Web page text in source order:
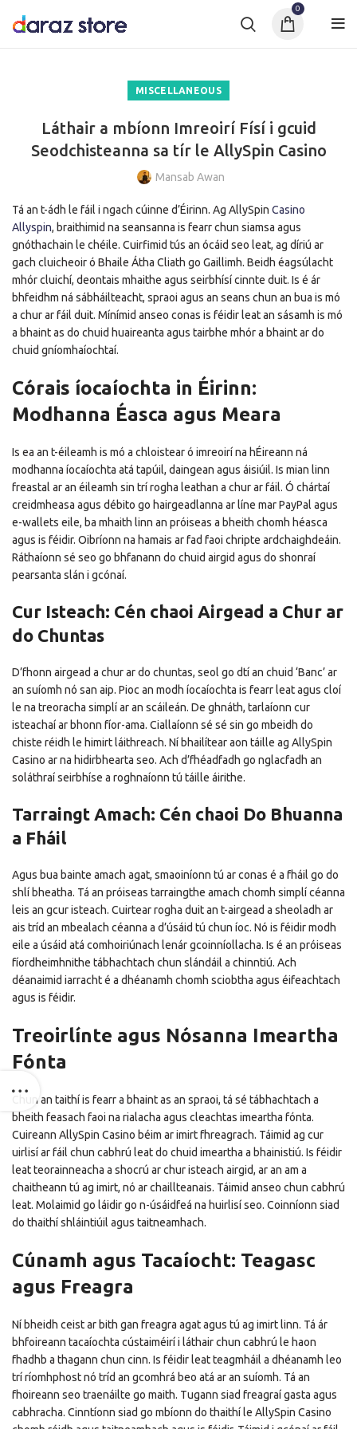
0
MISCELLANEOUS
Láthair a mbíonn Imreoirí Físí i gcuid
Seodchisteanna sa tír le AllySpin Casino
Mansab Awan
Tá an t-ádh le fáil i ngach cúinne d’Éirinn. Ag AllySpin Casino
Allyspin, braithimid na seansanna is fearr chun siamsa agus
gnóthachain le chéile. Cuirfimid tús an ócáid seo leat, ag díriú ar
gach cluicheoir ó Bhaile Átha Cliath go Gaillimh. Beidh éagsúlacht
mhór cluichí, deontais mhaithe agus seirbhísí cinnte duit. Is é ár
bhfeidhm ná sábháilteacht, spraoi agus an seans chun an bua is mó
a chur ar fáil duit. Mínímid anseo conas is féidir leat an sásamh is mó
a bhaint as do chuid huaireanta agus tairbhe mhór a bhaint ar do
chuid gníomhaíochtaí.
Córais íocaíochta in Éirinn:
Modhanna Éasca agus Meara
Is ea an t-éileamh is mó a chloistear ó imreoirí na hÉireann ná
modhanna íocaíochta atá tapúil, daingean agus áisiúil. Is mian linn
freastal ar an éileamh sin trí rogha leathan a chur ar fáil. Ó chártaí
creidmheasa agus débito go hairgeadlanna ar líne mar PayPal agus
e-wallets eile, ba mhaith linn an próiseas a bheith chomh héasca
agus is féidir. Oibríonn na hamais ar fad faoi chripte ardchaighdeáin.
Ráthaíonn sé seo go bhfanann do chuid airgid agus do shonraí
pearsanta slán i gcónaí.
Cur Isteach: Cén chaoi Airgead a Chur ar
do Chuntas
D’fhonn airgead a chur ar do chuntas, seol go dtí an chuid ‘Banc’ ar
an suíomh nó san aip. Pioc an modh íocaíochta is fearr leat agus cloí
le na treoracha simplí ar an scáileán. De ghnáth, tarlaíonn cur
isteachaí ar bhonn fíor-ama. Ciallaíonn sé sé sin go mbeidh do
chiste réidh le himirt láithreach. Ní bhailítear aon táille ag AllySpin
Casino ar na hidirbhearta seo. Ach d’fhéadfadh go nglacfadh an
soláthraí seirbhíse a roghnaíonn tú táille áirithe.
Tarraingt Amach: Cén chaoi Do Bhuanna
a Fháil
Agus bua bainte amach agat, smaoiníonn tú ar conas é a fháil go do
shlí bheatha. Tá an próiseas tarraingthe amach chomh simplí céanna
leis an gcur isteach. Cuirtear rogha duit an t-airgead a sheoladh ar
ais tríd an mbealach céanna a d’úsáid tú chun íoc. Nó is féidir modh
eile a úsáid atá comhoiriúnach lenár gcoinníollacha. Is é an próiseas
fíordheimhnithe tábhachtach chun slándáil a chinntiú. Ach
déanaimid iarracht é a dhéanamh chomh sciobtha agus éifeachtach
agus is féidir.
Treoirlínte agus Nósanna Imeartha
Fónta
Chun an taithí is fearr a bhaint as an spraoi, tá sé tábhachtach a
bheith feasach faoi na rialacha agus cleachtas imeartha fónta.
Cuireann AllySpin Casino béim ar imirt fhreagrach. Táimid ag cur
uirlisí ar fáil chun cabhrú leat do chuid imeartha a bhainistiú. Is féidir
leat teorainneacha a shocrú ar chur isteach airgid, ar an am a
chaitheann tú ag imirt, nó ar chaillteanais. Táimid anseo chun cabhrú
leat. Molaimid go láidir go n-úsáidfeá na huirlisí seo. Coinníonn siad
do thaithí shláintiúil agus taitneamhach.
Cúnamh agus Tacaíocht: Teagasc
agus Freagra
Ní bheidh ceist ar bith gan freagra agat agus tú ag imirt linn. Tá ár
bhfoireann tacaíochta cústaiméirí i láthair chun cabhrú le haon
fhadhb a thagann chun cinn. Is féidir leat teagmháil a dhéanamh leo
trí ríomhphost nó tríd an gcomhrá beo atá ar an suíomh. Tá an
fhoireann seo traenáilte go maith. Tugann siad freagraí gasta agus
cabhracha. Cinntíonn siad go mbíonn do thaithí le AllySpin Casino